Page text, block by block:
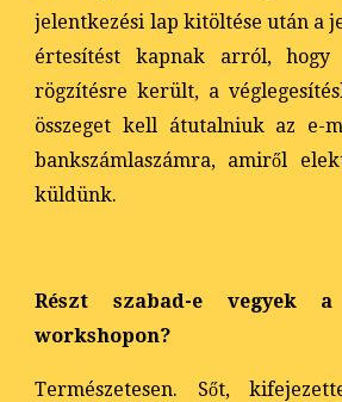
jelentkezési lap kitöltése után a
értesítést kapnak arról, hogy
rögzítésre került, a
összeget kell átutalniuk az e-
bankszámlaszámra, amiről
küldünk.
Részt szabad-e vegyek
workshopon?
Természetesen. Sőt,